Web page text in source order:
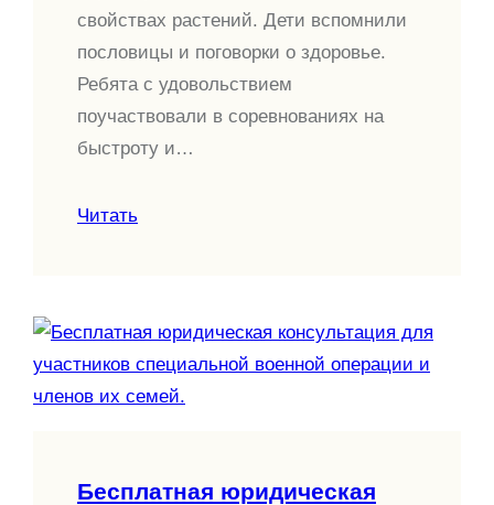
свойствах растений. Дети вспомнили
пословицы и поговорки о здоровье.
Ребята с удовольствием
поучаствовали в соревнованиях на
быстроту и…
Читать
Бесплатная юридическая